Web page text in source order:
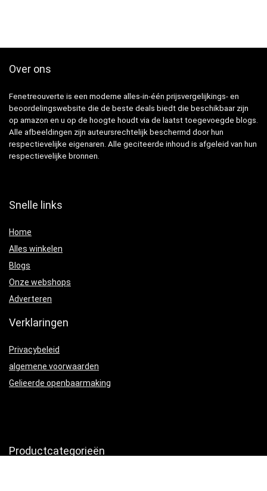
Over ons
Fenetreouverte is een moderne alles-in-één prijsvergelijkings- en
beoordelingswebsite die de beste deals biedt die beschikbaar zijn
op amazon en u op de hoogte houdt via de laatst toegevoegde blogs.
Alle afbeeldingen zijn auteursrechtelijk beschermd door hun
respectievelijke eigenaren. Alle geciteerde inhoud is afgeleid van hun
respectievelijke bronnen.
Snelle links
Home
Alles winkelen
Blogs
Onze webshops
Adverteren
Verklaringen
Privacybeleid
algemene voorwaarden
Gelieerde openbaarmaking
Productcategorieën